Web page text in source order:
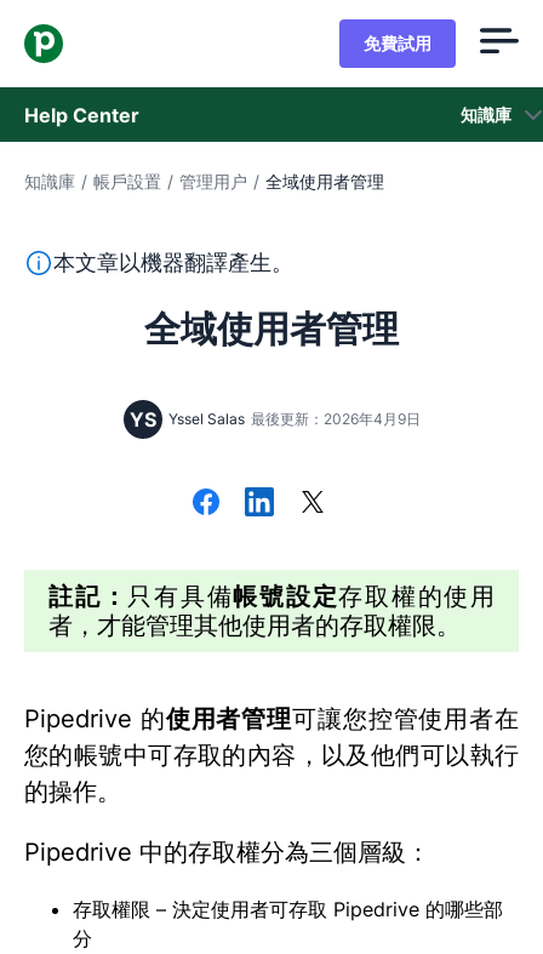
免費試用
Help Center 知識庫
知識庫
狀態
知識庫 / 帳戶設置 / 管理用户 / 全域使用者管理
本段文字係以機器翻譯工具由英文翻譯而來，尚未經由真
本文章以機器翻譯產生。
全域使用者管理
YS Yssel Salas 最後更新：2026年4月9日
註記： 只有具備帳號設定存取權的使用
者，才能管理其他使用者的存取權限。
Pipedrive 的使用者管理可讓您控管使用者在
您的帳號中可存取的內容，以及他們可以執行
的操作。
Pipedrive 中的存取權分為三個層級：
存取權限 – 決定使用者可存取 Pipedrive 的哪些部
分